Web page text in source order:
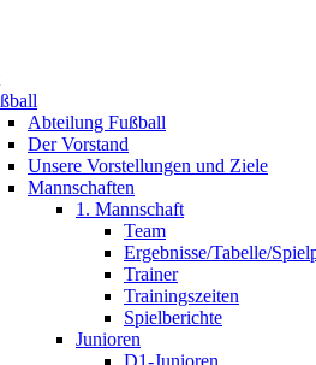
Abteilung Fußball
Der Vorstand
Unsere Vorstellungen und Ziele
Mannschaften
1. Mannschaft
Team
Ergebnisse/Tabelle/
Trainer
Trainingszeiten
Spielberichte
Junioren
D1-Junioren